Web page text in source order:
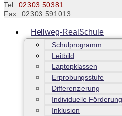
Tel: 02303 50381
Fax: 02303 591013
Hellweg-RealSchule
Schulprogramm
Leitbild
Laptopklassen
Erprobungsstufe
Differenzierung
Individuelle Förderung
Inklusion